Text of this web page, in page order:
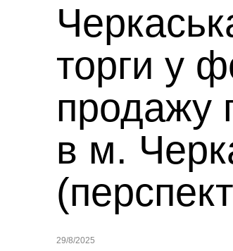
торги у
продажу
в м.
29/8/2025